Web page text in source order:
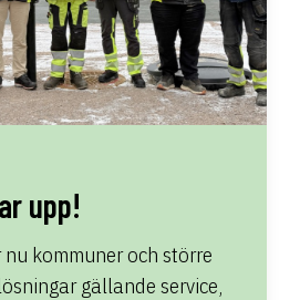
upp!
kommuner och större
gällande service,